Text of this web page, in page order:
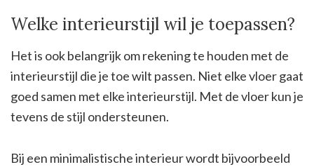
Welke interieurstijl wil je toepassen?
Het is ook belangrijk om rekening te houden met de
interieurstijl die je toe wilt passen. Niet elke vloer gaat
goed samen met elke interieurstijl. Met de vloer kun je
tevens de stijl ondersteunen.
Bij een minimalistische interieur wordt bijvoorbeeld